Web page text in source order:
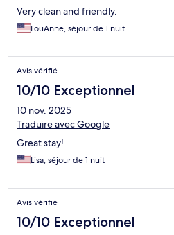
Very clean and friendly.
LouAnne, séjour de 1 nuit
Avis vérifié
10/10 Exceptionnel
10 nov. 2025
Traduire avec Google
Great stay!
Lisa, séjour de 1 nuit
Avis vérifié
10/10 Exceptionnel